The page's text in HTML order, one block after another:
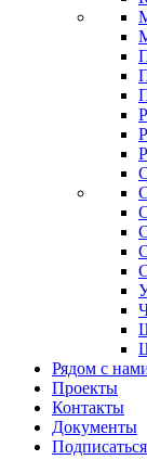
Рядом с
Проекты
Контакты
Документы
Подписаться